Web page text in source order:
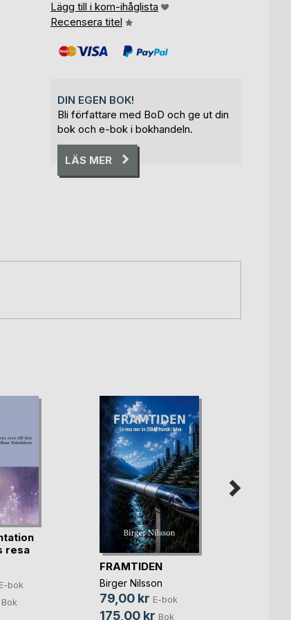
Lägg till i kom-ihåglista
Recensera titel
DIN EGEN BOK!
Bli författare med BoD och ge ut din
bok och e-bok i bokhandeln.
LÄS MER
resa
E-bok
Bok
FRAMTIDEN
Birger Nilsson
79,00 kr E-bok
175,00 kr Bok